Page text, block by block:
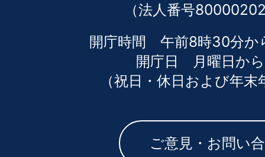
（法人番号
開庁時間 午前8時30分か
開庁日 月曜日か
（祝日・休日および年
ご意見・お問い